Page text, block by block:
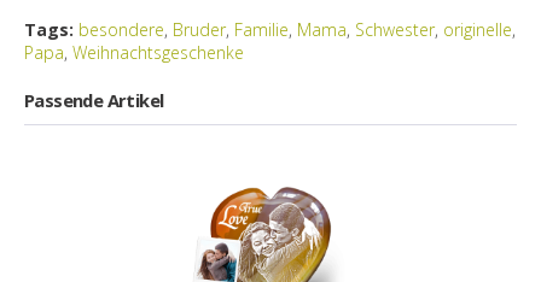
Tags: besondere, Bruder, Familie, Mama, Schwester, originelle,
Papa, Weihnachtsgeschenke
Passende Artikel